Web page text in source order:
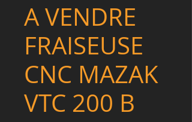
A VENDRE
FRAISEUSE
CNC MAZAK
VTC 200 B